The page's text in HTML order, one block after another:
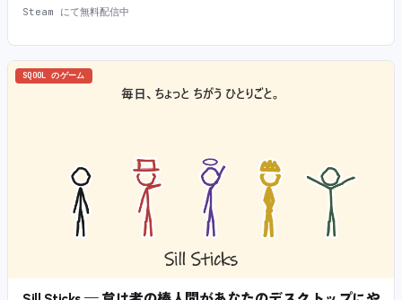
Steam にて無料配信中
SQOOL のゲーム